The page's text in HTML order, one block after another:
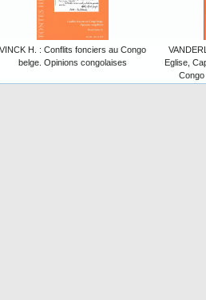
VINCK H. : Conflits fonciers au Congo
belge. Opinions congolaises
Eglise,
Congo